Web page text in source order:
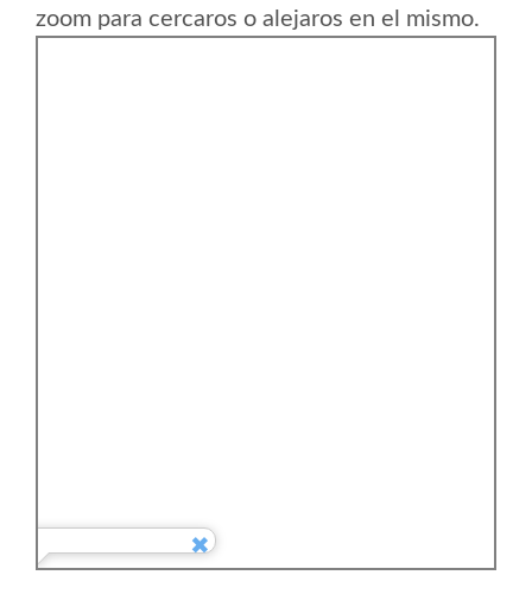
zoom para cercaros o alejaros en el mismo.